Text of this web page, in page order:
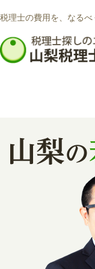
税理士の費用を、なる